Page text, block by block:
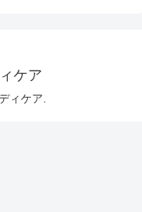
ケア
ィケア.